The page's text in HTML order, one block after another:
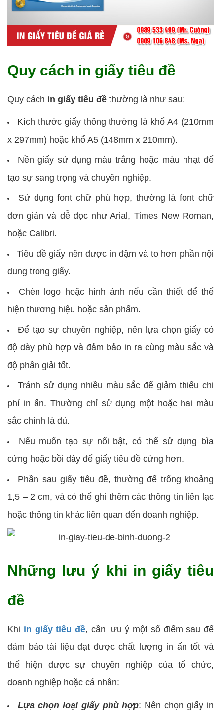
Quy cách in giấy tiêu đề
Quy cách in giấy tiêu đề thường là như sau:
Kích thước giấy thông thường là khổ A4 (210mm
x 297mm) hoặc khổ A5 (148mm x 210mm).
Nền giấy sử dụng màu trắng hoặc màu nhạt để
tạo sự sang trọng và chuyên nghiệp.
Sử dụng font chữ phù hợp, thường là font chữ
đơn giản và dễ đọc như Arial, Times New Roman,
hoặc Calibri.
Tiêu đề giấy nên được in đậm và to hơn phần nội
dung trong giấy.
Chèn logo hoặc hình ảnh nếu cần thiết để thể
hiện thương hiệu hoặc sản phẩm.
Để tạo sự chuyên nghiệp, nên lựa chọn giấy có
độ dày phù hợp và đảm bảo in ra cùng màu sắc và
độ phân giải tốt.
Tránh sử dụng nhiều màu sắc để giảm thiểu chi
phí in ấn. Thường chỉ sử dụng một hoặc hai màu
sắc chính là đủ.
Nếu muốn tạo sự nổi bật, có thể sử dụng bìa
cứng hoặc bồi dày để giấy tiêu đề cứng hơn.
Phần sau giấy tiêu đề, thường để trống khoảng
1,5 – 2 cm, và có thể ghi thêm các thông tin liên lạc
hoặc thông tin khác liên quan đến doanh nghiệp.
Những lưu ý khi in giấy tiêu
đề
Khi in giấy tiêu đề, cần lưu ý một số điểm sau để
đảm bảo tài liệu đạt được chất lượng in ấn tốt và
thể hiện được sự chuyên nghiệp của tổ chức,
doanh nghiệp hoặc cá nhân:
Lựa chọn loại giấy phù hợp: Nên chọn giấy in